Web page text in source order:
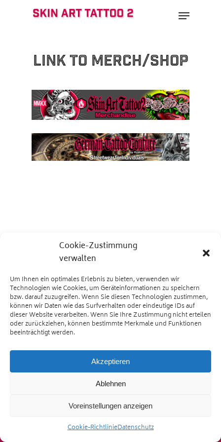
Cookie-Zustimmung
verwalten
Um Ihnen ein optimales Erlebnis zu bieten, verwenden wir
Technologien wie Cookies, um Geräteinformationen zu speichern
bzw. darauf zuzugreifen. Wenn Sie diesen Technologien zustimmen,
können wir Daten wie das Surfverhalten oder eindeutige IDs auf
dieser Website verarbeiten. Wenn Sie Ihre Zustimmung nicht erteilen
oder zurückziehen, können bestimmte Merkmale und Funktionen
beeinträchtigt werden.
Akzeptieren
Ablehnen
Voreinstellungen anzeigen
Cookie-RichtlinieDatenschutz
Menu
Link to Merch/Shop
Flughafenstrasse 9, 64546 Mörfelden-
Walldorf, Tel. 06105 76993
Pflegehinweise